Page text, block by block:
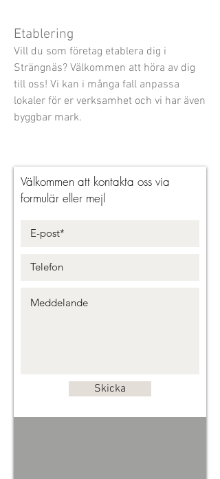
Etablering
Vill du som företag etablera dig i
Strängnäs? Välkommen att höra av dig
till oss! Vi kan i många fall anpassa
lokaler för er verksamhet och vi har även
byggbar mark.
Välkommen att kontakta oss via
formulär eller mejl
Skicka